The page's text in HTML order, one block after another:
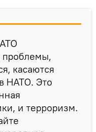
проблемы,
касаются
НАТО. Это
и терроризм.